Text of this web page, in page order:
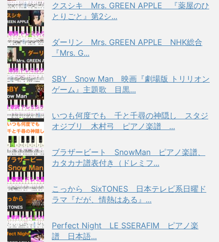
クスシキ Mrs. GREEN APPLE 『薬屋のひ
とりごと』第2シ...
ダーリン Mrs. GREEN APPLE NHK総合
『Mrs. G...
SBY Snow Man 映画『劇場版 トリリオン
ゲーム』主題歌 目黒...
いつも何度でも 千と千尋の神隠し スタジ
オジブリ 木村弓 ピアノ楽譜 ...
ブラザービート SnowMan ピアノ楽譜、
カタカナ譜表付き（ドレミフ...
こっから SixTONES 日本テレビ系日曜ド
ラマ『だが、情熱はある』...
Perfect Night LE SSERAFIM ピアノ楽
譜 日本語...